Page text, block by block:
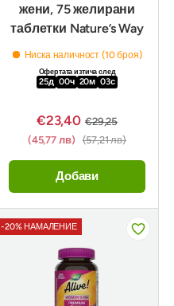
жени, 75 желирани
таблетки Nature’s Way
Ниска наличност (10 броя)
Офертата изтича след
25д 00ч 20м 02с
€23,40 €29,25
(45,77 лв) (57,21 лв)
Добави
-20% НАМАЛЕНИЕ